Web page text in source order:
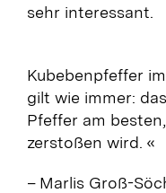
sehr interessant.
Kubebenpfeffer
gilt wie immer:
Pfeffer am
zerstoßen wird. «
– Marlis Groß-